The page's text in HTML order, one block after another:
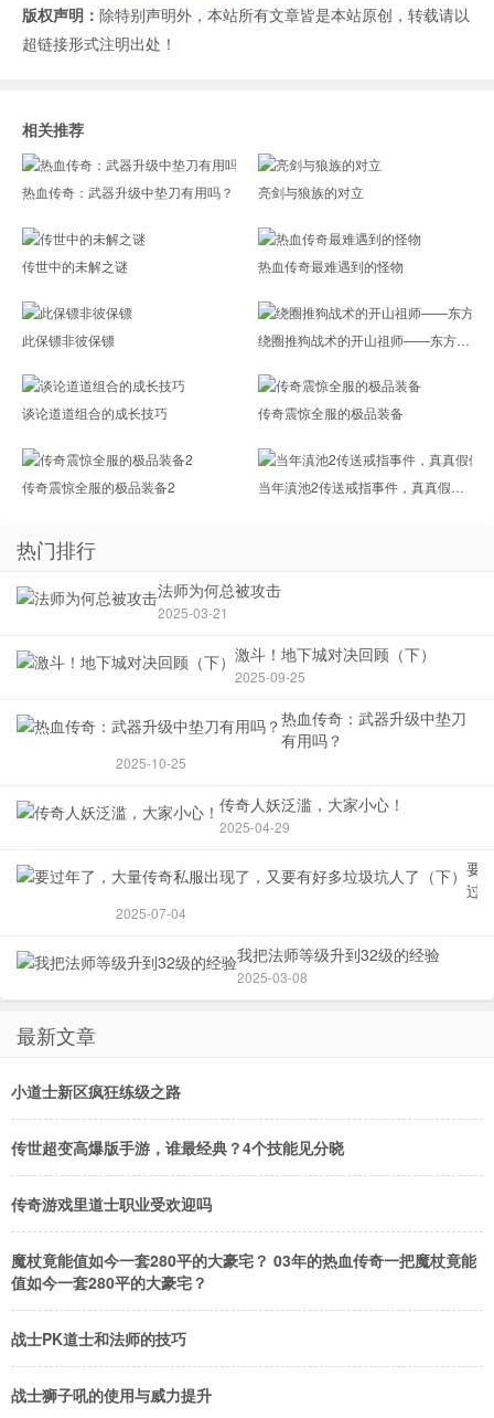
版权声明： 除特别声明外，本站所有文章皆是本站原创，转载请以
超链接形式注明出处！
相关推荐
热血传奇：武器升级中垫刀有用吗？ 亮剑与狼族的对立
传世中的未解之谜 热血传奇最难遇到的怪物
此保镖非彼保镖 绕圈推狗战术的开山祖师——东方晴天
谈论道道组合的成长技巧 传奇震惊全服的极品装备
传奇震惊全服的极品装备2 当年滇池2传送戒指事件，真真假假 上
热门排行
法师为何总被攻击
2025-03-21
激斗！地下城对决回顾（下）
2025-09-25
热血传奇：武器升级中垫刀
有用吗？
2025-10-25
传奇人妖泛滥，大家小心！
2025-04-29
要
过
传
要
垃
坑
2025-07-04
我把法师等级升到32级的经验
2025-03-08
最新文章
小道士新区疯狂练级之路
传世超变高爆版手游，谁最经典？4个技能见分晓
传奇游戏里道士职业受欢迎吗
魔杖竟能值如今一套280平的大豪宅？ 03年的热血传奇一把魔杖竟能
值如今一套280平的大豪宅？
战士PK道士和法师的技巧
战士狮子吼的使用与威力提升